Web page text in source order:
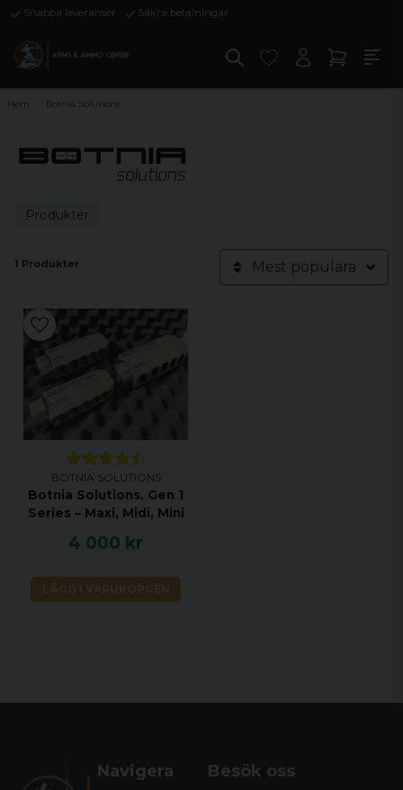
Snabba leveranser Säkra betalningar
Hem Botnia Solutions
Produkter
1 Produkter Mest populära
BOTNIA SOLUTIONS
Botnia Solutions, Gen 1
Series – Maxi, Midi, Mini
4 000 kr
LÄGG I VARUKORGEN
Navigera Besök oss